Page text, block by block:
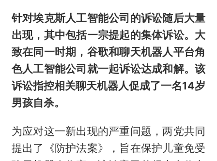
针对埃克斯人工智能公司的诉讼随后大量
出现，其中包括一宗提起的集体诉讼。大
致在同一时期，谷歌和聊天机器人平台角
色人工智能公司就一起诉讼达成和解。该
诉讼指控相关聊天机器人促成了一名14岁
男孩自杀。
为应对这一新出现的严重问题，两党共同
提出了《防护法案》，旨在保护儿童免受